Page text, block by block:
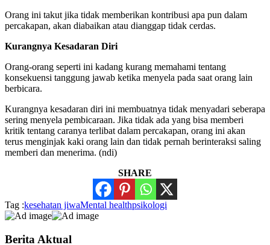
Orang ini takut jika tidak memberikan kontribusi apa pun dalam
percakapan, akan diabaikan atau dianggap tidak cerdas.
Kurangnya Kesadaran Diri
Orang-orang seperti ini kadang kurang memahami tentang
konsekuensi tanggung jawab ketika menyela pada saat orang lain
berbicara.
Kurangnya kesadaran diri ini membuatnya tidak menyadari seberapa
sering menyela pembicaraan. Jika tidak ada yang bisa memberi
kritik tentang caranya terlibat dalam percakapan, orang ini akan
terus menginjak kaki orang lain dan tidak pernah berinteraksi saling
memberi dan menerima. (ndi)
SHARE
Tag :kesehatan jiwaMental healthpsikologi
Berita Aktual